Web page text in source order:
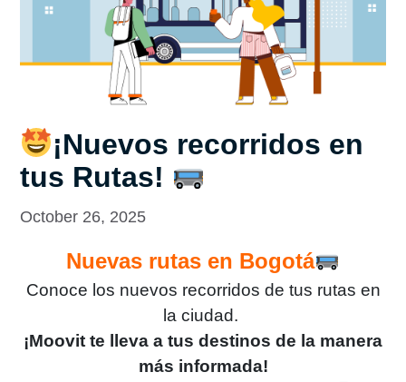
¡Nuevos recorridos en
tus Rutas!
October 26, 2025
Nuevas rutas en Bogotá
Conoce los nuevos recorridos de tus rutas en
la ciudad.
¡Moovit te lleva a tus destinos de la manera
más informada!